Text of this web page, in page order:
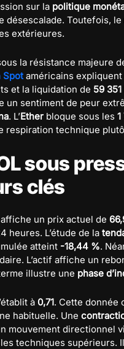
sur la politique
désescalade. Toutefois, le
extérieures.
la résistance majeure
Spotaméricains
et la liquidation de 59 351
un sentiment de peur
. L’Ether bloque sous les
respiration technique
sous
clés
un prix actuel de
heures. L’étude de la
atteint -18,44 %.
L’actif affiche un
illustre une phase
à 0,71. Cette donnée
habituelle. Une
mouvement directionnel
techniques supérieurs.